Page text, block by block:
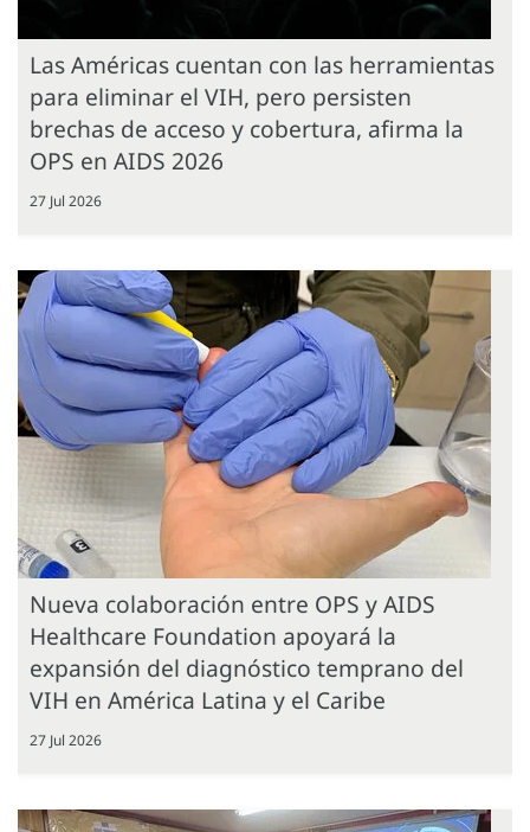
Las Américas cuentan con las herramientas
para eliminar el VIH, pero persisten
brechas de acceso y cobertura, afirma la
OPS en AIDS 2026
27 Jul 2026
Nueva colaboración entre OPS y AIDS
Healthcare Foundation apoyará la
expansión del diagnóstico temprano del
VIH en América Latina y el Caribe
27 Jul 2026